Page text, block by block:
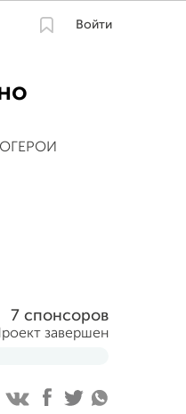
Войти
7 спонсоров
завершен